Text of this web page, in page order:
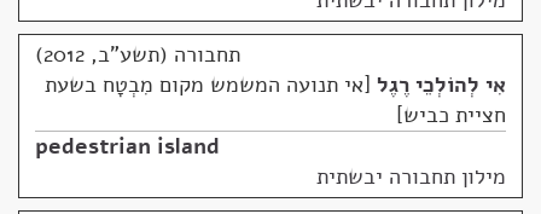
תחבורה (תשע"ב, 2012)
אִי לְהוֹלְכֵי רֶגֶל אי תנועה המשמש מקום מִבְטָח בשעת
חציית כביש
pedestrian island
מילון תחבורה יבשתית